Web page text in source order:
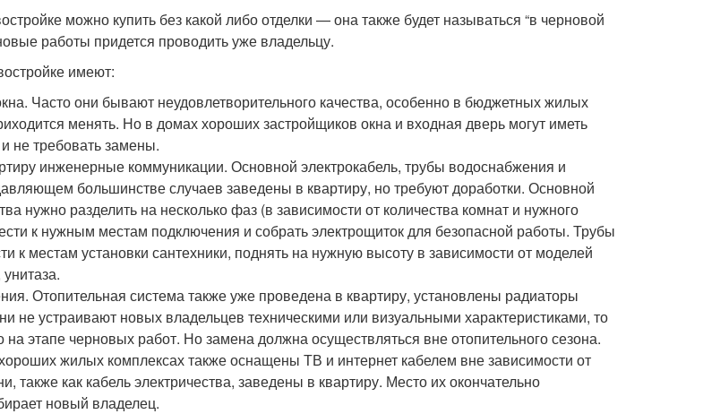
можно купить без какой либо отделки — она также будет называться “в черновой
работы придется проводить уже владельцу.
имеют:
Часто они бывают неудовлетворительного качества, особенно в бюджетных жилых
менять. Но в домах хороших застройщиков окна и входная дверь могут иметь
не требовать замены.
инженерные коммуникации. Основной электрокабель, трубы водоснабжения и
большинстве случаев заведены в квартиру, но требуют доработки. Основной
нужно разделить на несколько фаз (в зависимости от количества комнат и нужного
к нужным местам подключения и собрать электрощиток для безопасной работы. Трубы
к местам установки сантехники, поднять на нужную высоту в зависимости от моделей
Отопительная система также уже проведена в квартиру, установлены радиаторы
не устраивают новых владельцев техническими или визуальными характеристиками, то
этапе черновых работ. Но замена должна осуществляться вне отопительного сезона.
жилых комплексах также оснащены ТВ и интернет кабелем вне зависимости от
также как кабель электричества, заведены в квартиру. Место их окончательно
новый владелец.